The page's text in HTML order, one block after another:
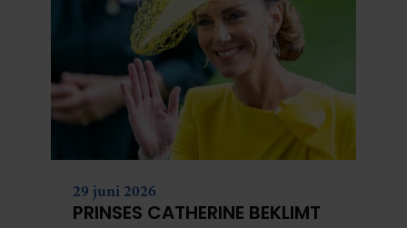
29 juni 2026
PRINSES CATHERINE BEKLIMT